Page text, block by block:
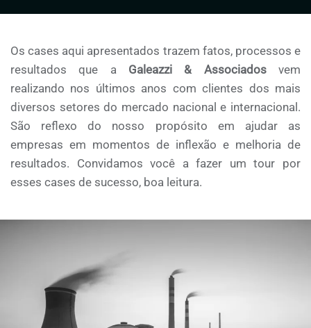
Os cases aqui apresentados trazem fatos, processos e
resultados que a Galeazzi & Associadosvem
realizando nos últimos anos com clientes dos mais
diversos setores do mercado nacional e internacional.
São reflexo do nosso propósito em ajudar as
empresas em momentos de inflexão e melhoria de
resultados. Convidamos você a fazer um tour por
esses cases de sucesso, boa leitura.